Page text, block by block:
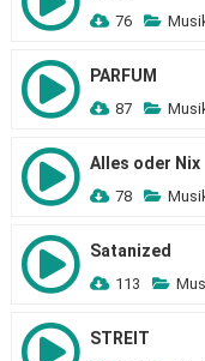
76
PARFUM
87
Alles oder Nix
78
Satanized
113
STREIT